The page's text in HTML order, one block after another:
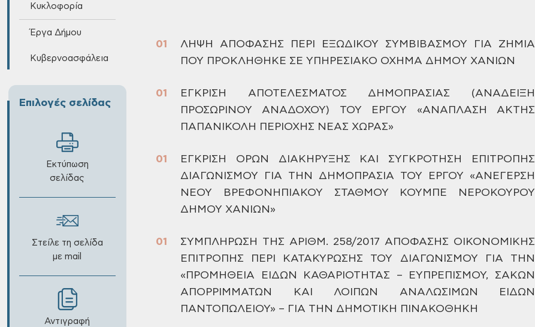
Κυκλοφορία
Έργα Δήμου
Κυβερνοασφάλεια
Επιλογές σελίδας
Εκτύπωση
σελίδας
Στείλε τη σελίδα
με mail
Αντιγραφή
ΛΗΨΗ ΑΠΟΦΑΣΗΣ ΠΕΡΙ ΕΞΩΔΙΚΟΥ ΣΥΜΒΙΒΑΣΜΟΥ ΓΙΑ ΖΗΜΙΑ
ΠΟΥ ΠΡΟΚΛΗΘΗΚΕ ΣΕ ΥΠΗΡΕΣΙΑΚΟ ΟΧΗΜΑ ΔΗΜΟΥ ΧΑΝΙΩΝ
ΕΓΚΡΙΣΗ
ΑΠΟΤΕΛΕΣΜΑΤΟΣ ΔΗΜΟΠΡΑΣΙΑΣ (ΑΝΑΔΕΙΞΗ
ΠΡΟΣΩΡΙΝΟΥ ΑΝΑΔΟΧΟΥ) ΤΟΥ ΕΡΓΟΥ «ΑΝΑΠΛΑΣΗ
ΑΚΤΗΣ
ΠΑΠΑΝΙΚΟΛΗ ΠΕΡΙΟΧΗΣ ΝΕΑΣ ΧΩΡΑΣ»
ΕΓΚΡΙΣΗ ΟΡΩΝ ΔΙΑΚΗΡΥΞΗΣ ΚΑΙ ΣΥΓΚΡΟΤΗΣΗ
ΕΠΙΤΡΟΠΗΣ
ΔΙΑΓΩΝΙΣΜΟΥ ΓΙΑ ΤΗΝ ΔΗΜΟΠΡΑΣΙΑ ΤΟΥ ΕΡΓΟΥ «ΑΝΕΓΕΡΣΗ
ΝΕΟΥ ΒΡΕΦΟΝΗΠΙΑΚΟΥ ΣΤΑΘΜΟΥ ΚΟΥΜΠΕ ΝΕΡΟΚΟΥΡΟΥ
ΔΗΜΟΥ ΧΑΝΙΩΝ»
ΣΥΜΠΛΗΡΩΣΗ
ΤΗΣ ΑΡΙΘΜ. 258/2017 ΑΠΟΦΑΣΗΣ ΟΙΚΟΝΟΜΙΚΗΣ
ΕΠΙΤΡΟΠΗΣ ΠΕΡΙ ΚΑΤΑΚΥΡΩΣΗΣ ΤΟΥ ΔΙΑΓΩΝΙΣΜΟΥ ΓΙΑ ΤΗΝ
«ΠΡΟΜΗΘΕΙΑ ΕΙΔΩΝ
ΚΑΘΑΡΙΟΤΗΤΑΣ – ΕΥΠΡΕΠΙΣΜΟΥ, ΣΑΚΩΝ
ΑΠΟΡΡΙΜΜΑΤΩΝ ΚΑΙ ΛΟΙΠΩΝ ΑΝΑΛΩΣΙΜΩΝ
ΕΙΔΩΝ
ΠΑΝΤΟΠΩΛΕΙΟΥ» – ΓΙΑ ΤΗΝ ΔΗΜΟΤΙΚΗ
ΠΙΝΑΚΟΘΗΚΗ